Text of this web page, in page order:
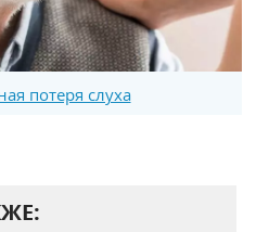
потеря слуха